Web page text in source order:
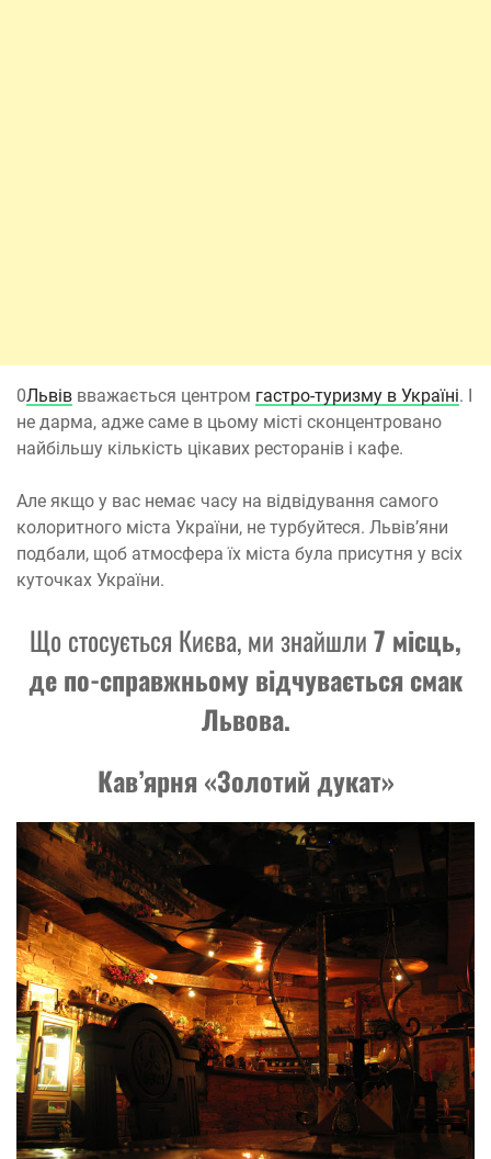
0Львів вважається центром гастро-туризму в Україні. І
не дарма, адже саме в цьому місті сконцентровано
найбільшу кількість цікавих ресторанів і кафе.
Але якщо у вас немає часу на відвідування самого
колоритного міста України, не турбуйтеся. Львів’яни
подбали, щоб атмосфера їх міста була присутня у всіх
куточках України.
Що стосується Києва, ми знайшли7 місць,
де по-справжньому відчувається смак
Львова.
Кав’ярня «Золотий дукат»